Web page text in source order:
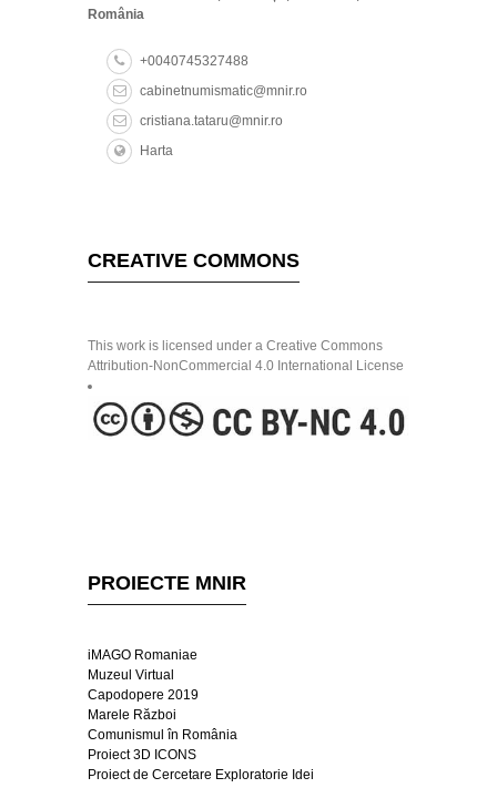
România
+0040745327488
cabinetnumismatic@mnir.ro
cristiana.tataru@mnir.ro
Harta
CREATIVE COMMONS
This work is licensed under a Creative Commons
Attribution-NonCommercial 4.0 International License
PROIECTE MNIR
iMAGO Romaniae
Muzeul Virtual
Capodopere 2019
Marele Război
Comunismul în România
Proiect 3D ICONS
Proiect de Cercetare Exploratorie Idei